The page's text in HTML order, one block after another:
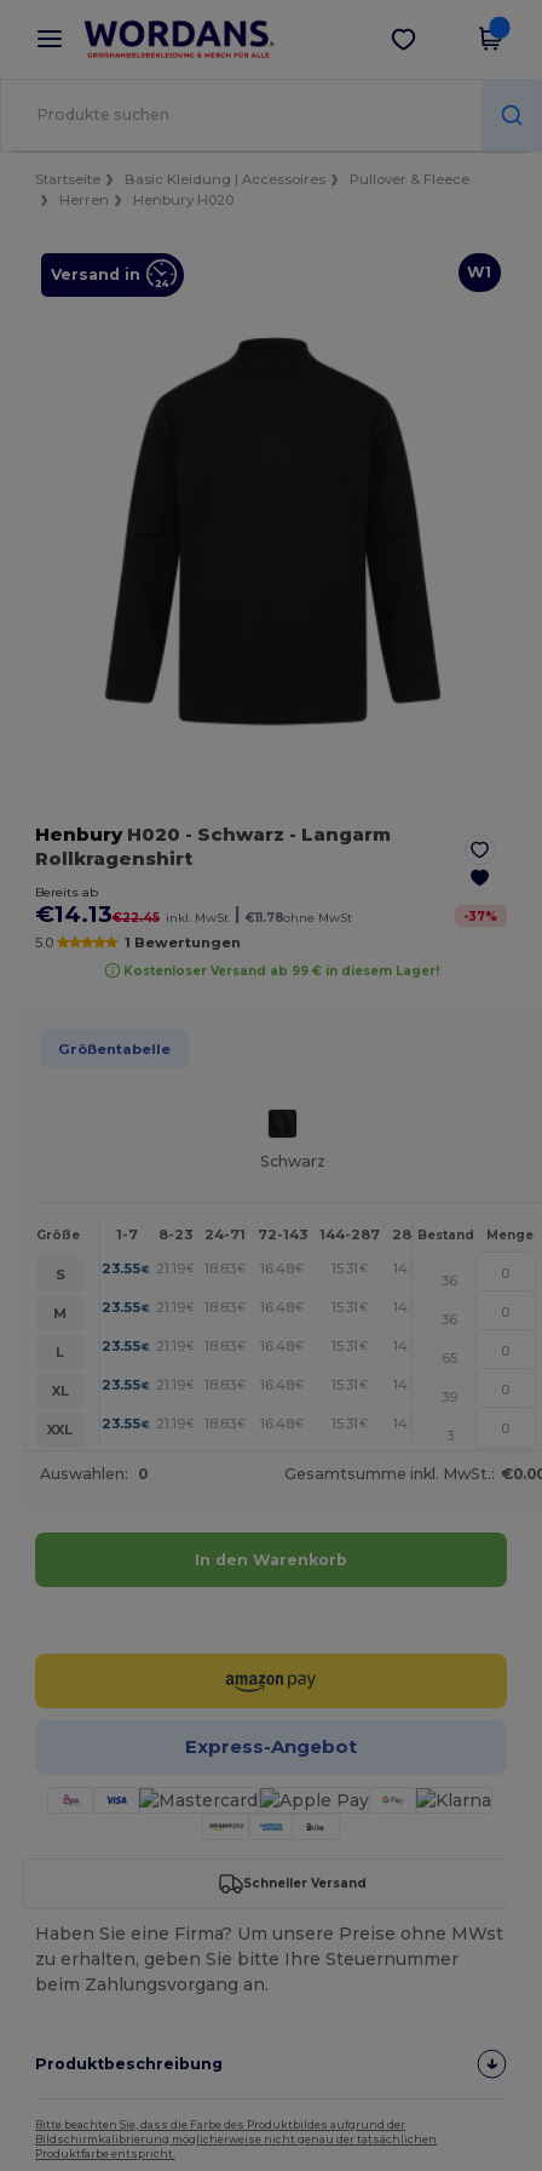
× Wordans App
Bessere Preise in der App!
App holen
Startseite Basic Kleidung | Accessoires
Pullover & Fleece
Herren
Henbury H020
W1
Versand in
HenburyH020 - Schwarz - Langarm
Rollkragenshirt
Bereits ab
€14.13€22.45 inkl. MwSt | €11.78ohne MwSt -37%
5.0 1 Bewertungen
Kostenloser Versand ab 99 € in diesem Lager!
Größentabelle
Schwarz
Größe 1-7 8-23 24-71 72-143 144-287 288 + Mehr
Bestand Menge
S 23.55€ 21.19€ 18.83€ 16.48€ 15.31€ 14.13
36
M
23.55€ 21.19€ 18.83€ 16.48€ 15.31€ 14.13
36
L
23.55€ 21.19€ 18.83€ 16.48€ 15.31€ 14.13
65
XL
23.55€ 21.19€ 18.83€ 16.48€ 15.31€ 14.13
39
XXL
23.55€ 21.19€ 18.83€ 16.48€ 15.31€ 14.13
3
Auswahlen: 0 Gesamtsumme inkl. MwSt.:
In den Warenkorb
Express-Angebot
Schneller Versand
Haben Sie eine Firma? Um unsere Preise ohne MWst
zu erhalten, geben Sie bitte Ihre Steuernummer
beim Zahlungsvorgang an.
Produktbeschreibung
Bitte beachten Sie, dass die Farbe des Produktbildes aufgrund der
Bildschirmkalibrierung möglicherweise nicht genau der tatsächlichen
Produktfarbe entspricht.